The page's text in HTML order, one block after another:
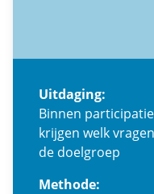
Uitdaging:
Binnen
krijgen welk
de doelgroep
Methode: